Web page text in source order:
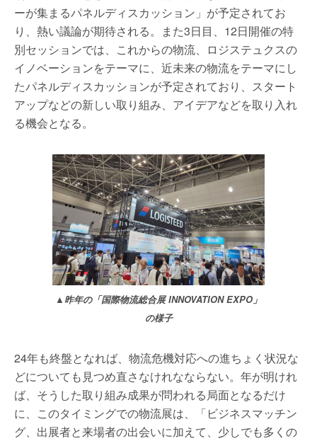
ーが集まるパネルディスカッション」が予定されてお
り、熱い議論が期待される。また3日目、12日開催の特
別セッションでは、これからの物流、ロジステュクスの
イノベーションをテーマに、近未来の物流をテーマにし
たパネルディスカッションが予定されており、スタート
アップなどの新しい取り組み、アイデアなどを取り入れ
る機会となる。
▲昨年の「国際物流総合展 INNOVATION EXPO」
の様子
24年も終盤となれば、物流危機対応への進ちょく状況な
どについても見つめ直さなけれなならない。年が明けれ
ば、そうした取り組み成果が問われる局面となるだけ
に、このタイミングでの物流展は、「ビジネスマッチン
グ、出展者と来場者の出会いに加えて、少しでも多くの